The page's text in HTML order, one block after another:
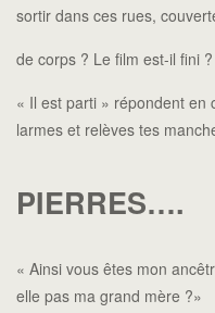
sortir dans ces rues,
de corps ? Le film est-il fini
« Il est parti » répondent en
larmes et relèves tes
PIERRES….
« Ainsi vous êtes mon
elle pas ma grand mère ?»